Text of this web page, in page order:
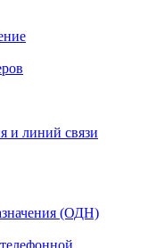
и линий связи
(ОДН)